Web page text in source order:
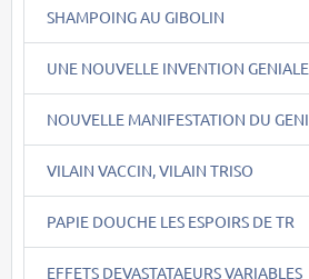
SHAMPOING AU GIBOLIN
UNE NOUVELLE INVENTION GENIALE
NOUVELLE MANIFESTATION DU GENI
VILAIN VACCIN, VILAIN TRISO
PAPIE DOUCHE LES ESPOIRS DE TR
EFFETS DEVASTATAEURS VARIABLES